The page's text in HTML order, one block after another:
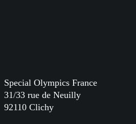
Special Olympics France
31/33 rue de Neuilly
92110 Clichy